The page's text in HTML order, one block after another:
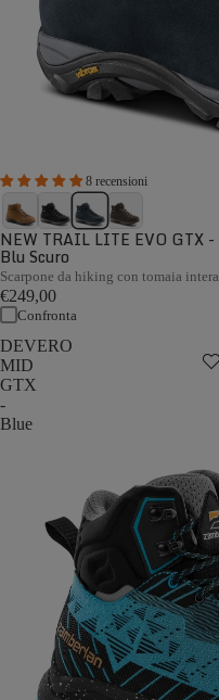
8 recensioni
NEW TRAIL LITE EVO GTX -
Blu Scuro
Scarpone da hiking con tomaia intera
€249,00
Confronta
DEVERO
MID
GTX
-
Blue